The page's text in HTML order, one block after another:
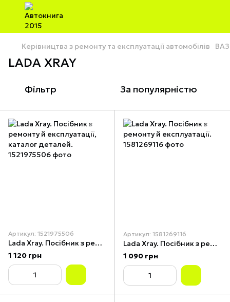
Керівництва з ремонту та експлуатації автомобілів ВАЗ
LADA XRAY
Фільтр За популярністю
Артикул: 1521975506
Lada Xray. Посібник з ремонту й експлуатації, каталог деталей.
1 120 грн
Артикул: 1581269116
Lada Xray. Посібник з ремонту й експлуатації.
1 090 грн